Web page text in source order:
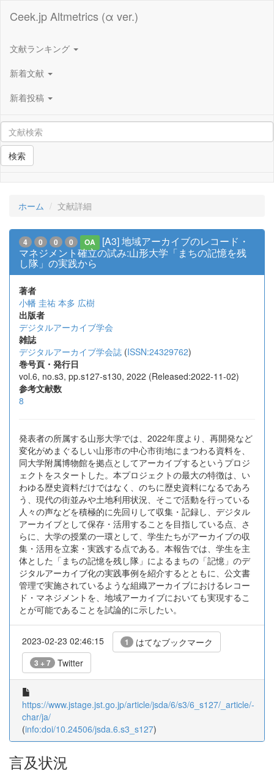
Ceek.jp Altmetrics (α ver.)
文献ランキング
新着文献
新着投稿
検索
ホーム 文献詳細
4 0 0 0 OA
[A3] 地域アーカイブのレコード・
マネジメント確立の試み:山形大学「まちの記憶を残
し隊」の実践から
著者
小幡 圭祐 本多 広樹
出版者
デジタルアーカイブ学会
雑誌
デジタルアーカイブ学会誌 (ISSN:24329762)
巻号頁・発行日
vol.6, no.s3, pp.s127-s130, 2022 (Released:2022-11-02)
参考文献数
8
発表者の所属する山形大学では、2022年度より、再開発など
変化がめまぐるしい山形市の中心市街地にまつわる資料を、
同大学附属博物館を拠点としてアーカイブするというプロジ
ェクトをスタートした。本プロジェクトの最大の特徴は、い
わゆる歴史資料だけではなく、のちに歴史資料になるであろ
う、現代の街並みや土地利用状況、そこで活動を行っている
人々の声などを積極的に先回りして収集・記録し、デジタル
アーカイブとして保存・活用することを目指している点、さ
らに、大学の授業の一環として、学生たちがアーカイブの収
集・活用を立案・実践する点である。本報告では、学生を主
体とした「まちの記憶を残し隊」によるまちの「記憶」のデ
ジタルアーカイブ化の実践事例を紹介するとともに、公文書
管理で実施されているような組織アーカイブにおけるレコー
ド・マネジメントを、地域アーカイブにおいても実現するこ
とが可能であることを試論的に示したい。
2023-02-23 02:46:15 1 はてなブックマーク
3 + 7 Twitter
https://www.jstage.jst.go.jp/article/jsda/6/s3/6_s127/_article/-
char/ja/
(info:doi/10.24506/jsda.6.s3_s127)
言及状況